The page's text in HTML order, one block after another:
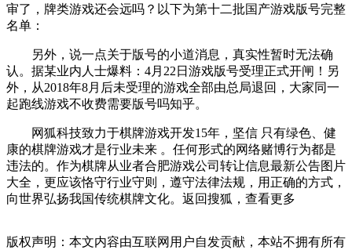
审了，牌类游戏还会远吗？以下为第十二批国产游戏版号完整
名单：
另外，说一点关于版号的小道消息，真实性暂时无法确
认。据某业内人士爆料：4月22日游戏版号受理正式开闸！另
外，从2018年8月后未受理的游戏全部由总局退回，大家同一
起跑线游戏不收费需要版号吗知乎。
网狐科技致力于棋牌游戏开发15年，坚信 只有绿色、健
康的棋牌游戏才是行业未来 。任何形式的网络赌博行为都是
违法的。作为棋牌从业者合肥游戏公司转让信息最新公告图片
大全，更应该恪守行业守则，遵守法律法规，用正确的方式，
向世界弘扬我国传统棋牌文化。返回搜狐，查看更多
版权声明：本文内容由互联网用户自发贡献，本站不拥有所有